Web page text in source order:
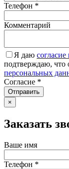
Телефон *
Комментарий
Я даю
подтверждаю, что
персональных
Согласие *
Отправить
×
Заказать
Ваше имя
Телефон *